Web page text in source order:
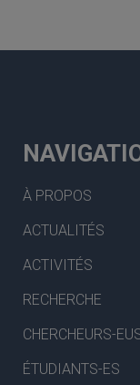
À PROPOS
ACTUALITÉS
ACTIVITÉS
RECHERCHE
CHERCHEURS-
ÉTUDIANTS-ES